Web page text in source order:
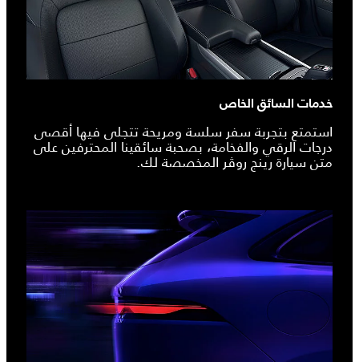
خدمات السائق الخاص
استمتع بتجربة سفر سلسة ومريحة تتجلى فيها أقصى
درجات الرقي والفخامة، بصحبة سائقينا المحترفين على
متن سيارة رينج روڤر المخصصة لك.